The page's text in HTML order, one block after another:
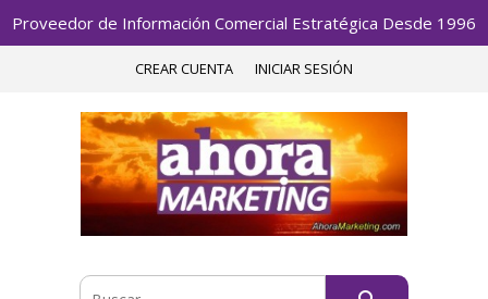
Proveedor de Información Comercial Estratégica Desde 1996
CREAR CUENTA INICIAR SESIÓN